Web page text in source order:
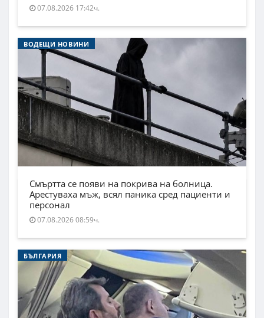
07.08.2026 17:42ч.
ВОДЕЩИ НОВИНИ
Смъртта се появи на покрива на болница.
Арестуваха мъж, всял паника сред пациенти и
персонал
07.08.2026 08:59ч.
БЪЛГАРИЯ